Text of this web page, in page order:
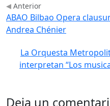
Anterior
ABAO Bilbao Opera
Andrea Chénier
La Orquesta
interpretan “Los
Deja un